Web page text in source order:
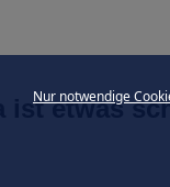
Nur notwendige
ist etwas